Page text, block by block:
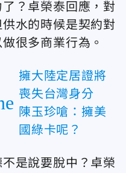
？卓榮泰回應，對
水的時候是契約對
很多商業行為。
擁大陸定居證將
喪失台灣身分
陳玉珍嗆：擁美
國綠卡呢？
是說要脫中？卓榮